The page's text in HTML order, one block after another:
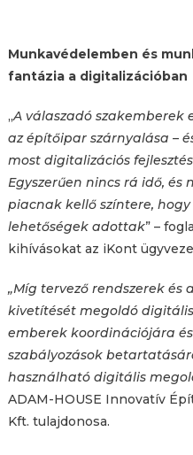
Munkavédelemben és
fantázia a digitalizációban
„A válaszadó
az építőipar szárnyalása –
most digitalizációs
Egyszerűen nincs rá idő,
piacnak kellő színtere,
lehetőségek adottak” –
kihívásokat az iKont
„Míg tervező rendszerek és
kivetítését megoldó
emberek koordinációjára
szabályozások
használható digitális
ADAM-HOUSE Innovatív
Kft. tulajdonosa.